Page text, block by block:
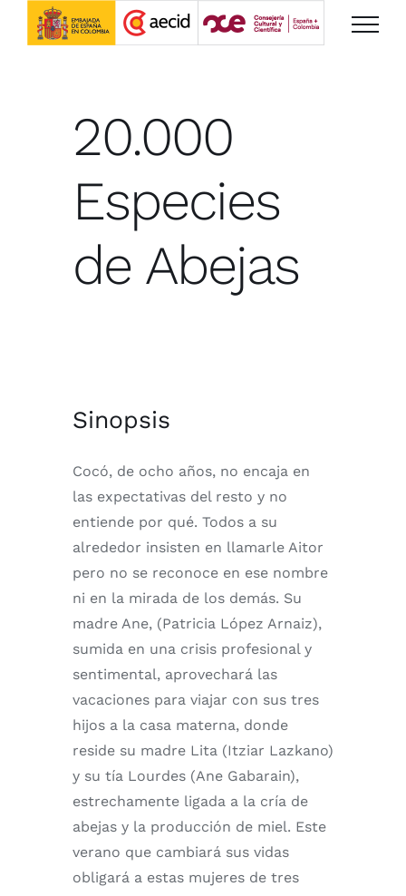
Saltar
20.000
Especies
de Abejas
Sinopsis
Cocó, de ocho años, no encaja en
las expectativas del resto y no
entiende por qué. Todos a su
alrededor insisten en llamarle Aitor
pero no se reconoce en ese nombre
ni en la mirada de los demás. Su
madre Ane, (Patricia López Arnaiz),
sumida en una crisis profesional y
sentimental, aprovechará las
vacaciones para viajar con sus tres
hijos a la casa materna, donde
reside su madre Lita (Itziar Lazkano)
y su tía Lourdes (Ane Gabarain),
estrechamente ligada a la cría de
abejas y la producción de miel. Este
verano que cambiará sus vidas
obligará a estas mujeres de tres